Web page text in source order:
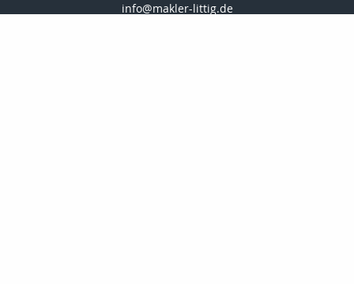
info@makler-littig.de